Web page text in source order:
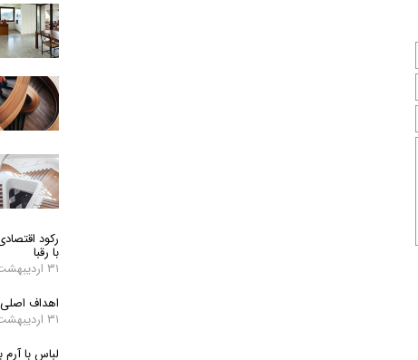
رکود
با رقبا
۳۱ اردیبهشت ۹۷
اهداف اصلی
۳۱ اردیبهشت ۹۷
لباس با